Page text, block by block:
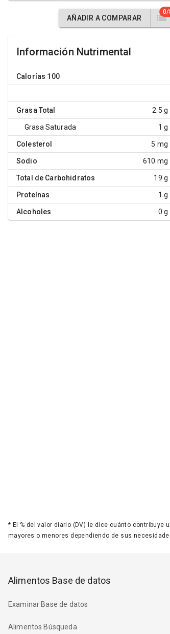
AÑADIR A COMPARAR
0/
Información Nutrimental
Calorías 100
Grasa Total 2.5 g
Grasa Saturada 1 g
Colesterol 5 mg
Sodio 610 mg
Total de Carbohidratos 19 g
Proteínas 1 g
Alcoholes 0 g
* El % del valor diario (DV) le dice cuánto
mayores o menores dependiendo de sus
Alimentos Base de datos
Examinar Base de datos
Alimentos Búsqueda